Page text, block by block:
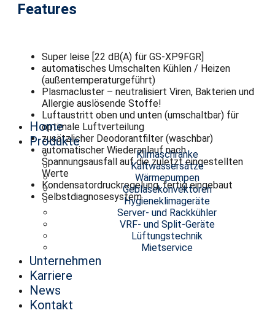
Home
Produkte
Klimaschränke
Kaltwassersätze
Wärmepumpen
Gebläsekonvektoren
Hygieneklimageräte
Server- und Rackkühler
VRF- und Split-Geräte
Lüftungstechnik
Mietservice
Unternehmen
Karriere
News
Kontakt
Features
Super leise [22 dB(A) für GS-XP9FGR]
automatisches Umschalten Kühlen / Heizen
(außentemperaturgeführt)
Plasmacluster – neutralisiert Viren, Bakterien und
Allergie auslösende Stoffe!
Luftaustritt oben und unten (umschaltbar) für
optimale Luftverteilung
zusätzlicher Deodorantfilter (waschbar)
automatischer Wiederanlauf nach
Spannungsausfall auf die zuletzt eingestellten
Werte
Kondensatordruckregelung, fertig eingebaut
Selbstdiagnosesystem